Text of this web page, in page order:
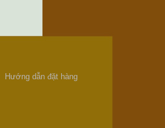
Hướng dẫn đặt hàng